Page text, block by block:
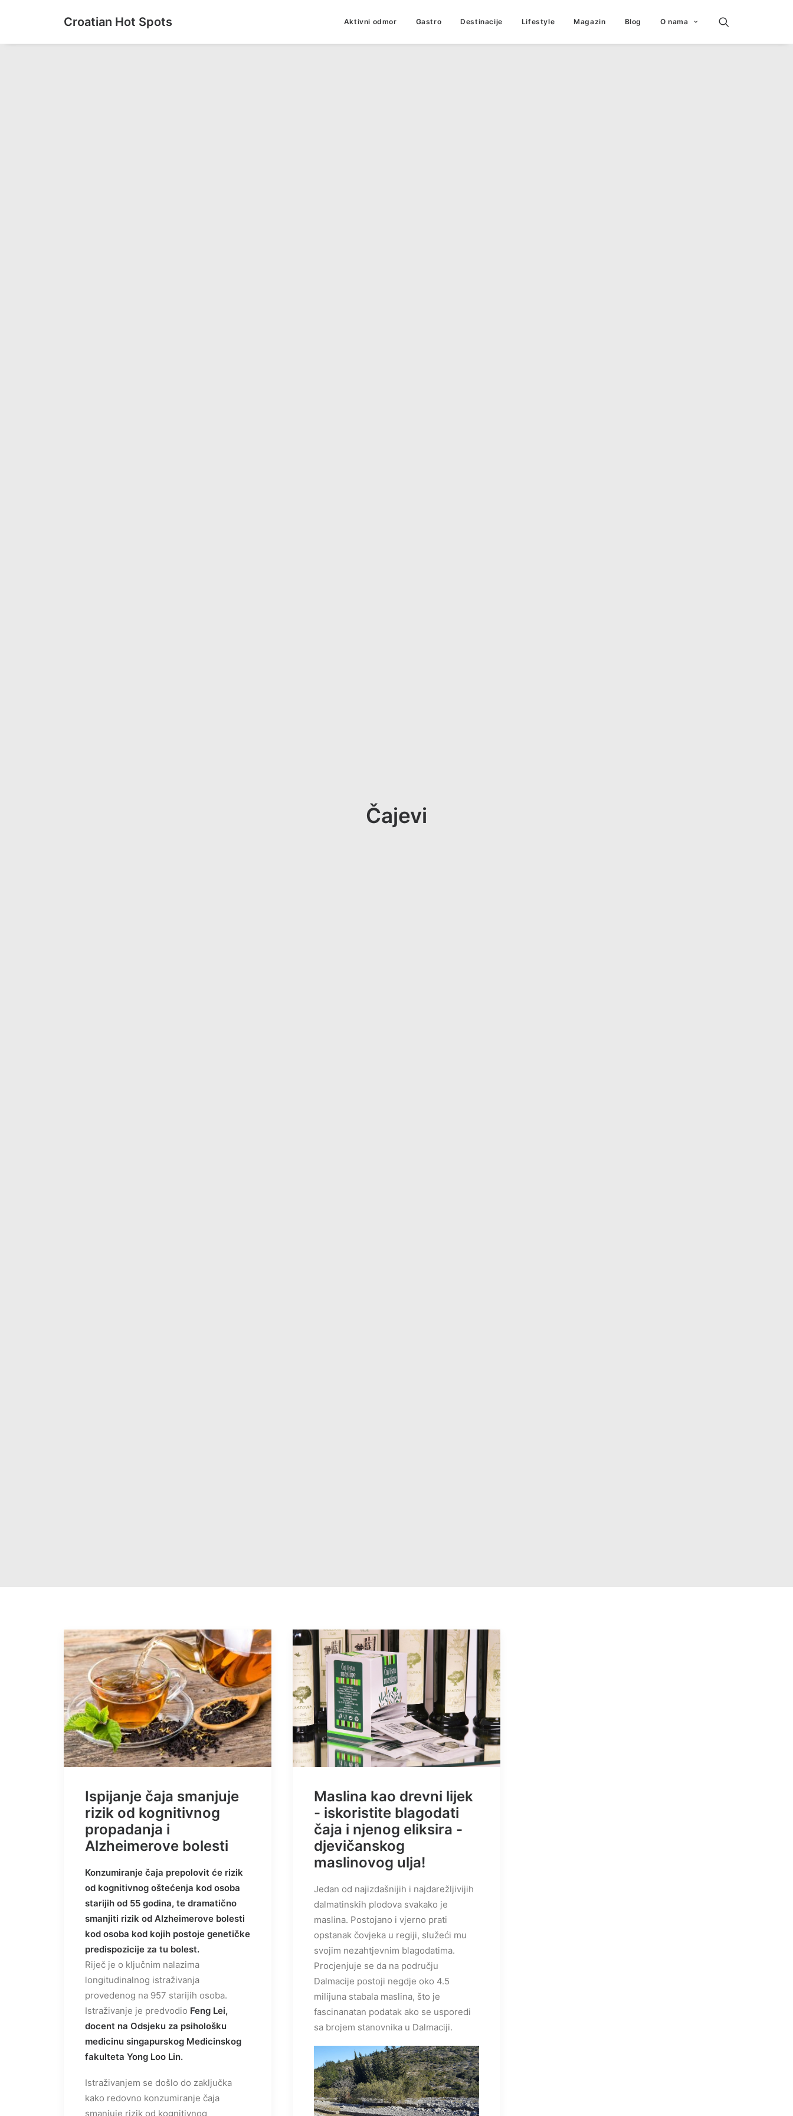
Croatian Hot Spots Aktivni odmor Gastro Destinacije Lifestyle Magazin Blog O nama
Čajevi
Ispijanje čaja smanjuje
rizik od kognitivnog
propadanja i
Alzheimerove bolesti
Konzumiranje čaja prepolovit će rizik
od kognitivnog oštećenja kod osoba
starijih od 55 godina, te dramatično
smanjiti rizik od Alzheimerove bolesti
kod osoba kod kojih postoje genetičke
predispozicije za tu bolest.
Riječ je o ključnim nalazima
longitudinalnog istraživanja
provedenog na 957 starijih osoba.
Istraživanje je predvodio Feng Lei,
docent na Odsjeku za psihološku
medicinu singapurskog Medicinskog
fakulteta Yong Loo Lin.
Istraživanjem se došlo do zaključka
kako redovno konzumiranje čaja
smanjuje rizik od kognitivnog
Maslina kao drevni lijek
- iskoristite blagodati
čaja i njenog eliksira -
djevičanskog
maslinovog ulja!
Jedan od najizdašnijih i najdarežljivijih
dalmatinskih plodova svakako je
maslina. Postojano i vjerno prati
opstanak čovjeka u regiji, služeći mu
svojim nezahtjevnim blagodatima.
Procjenjuje se da na području
Dalmacije postoji negdje oko 4.5
milijuna stabala maslina, što je
fascinanatan podatak ako se usporedi
sa brojem stanovnika u Dalmaciji.